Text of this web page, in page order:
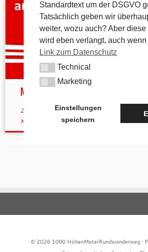
München-Mittenwald – 13.5.17
27. April 2017inAktuellesverschlagwortet
Mittenwald
Münchenvontk (aktualisiert am
· © 2026 1000 HöhenMeterRundwanderweg ·
Standardtext um der DSGVO
Tatsächlich geben wir
weiter, wozu auch? Aber
wird eben verlangt, auch
Link zum Datenschutz
TechnicalTechnical
MarketingMarketing
Einstellungen
speichern